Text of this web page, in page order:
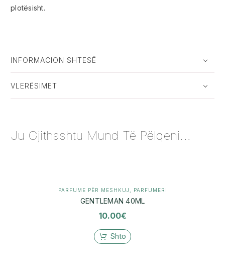
plotësisht.
INFORMACION SHTESË
VLERËSIMET
Ju Gjithashtu Mund Të Pëlqeni...
PARFUME PËR MESHKUJ PARFUMERI
GENTLEMAN 40ML
10.00€
Shto